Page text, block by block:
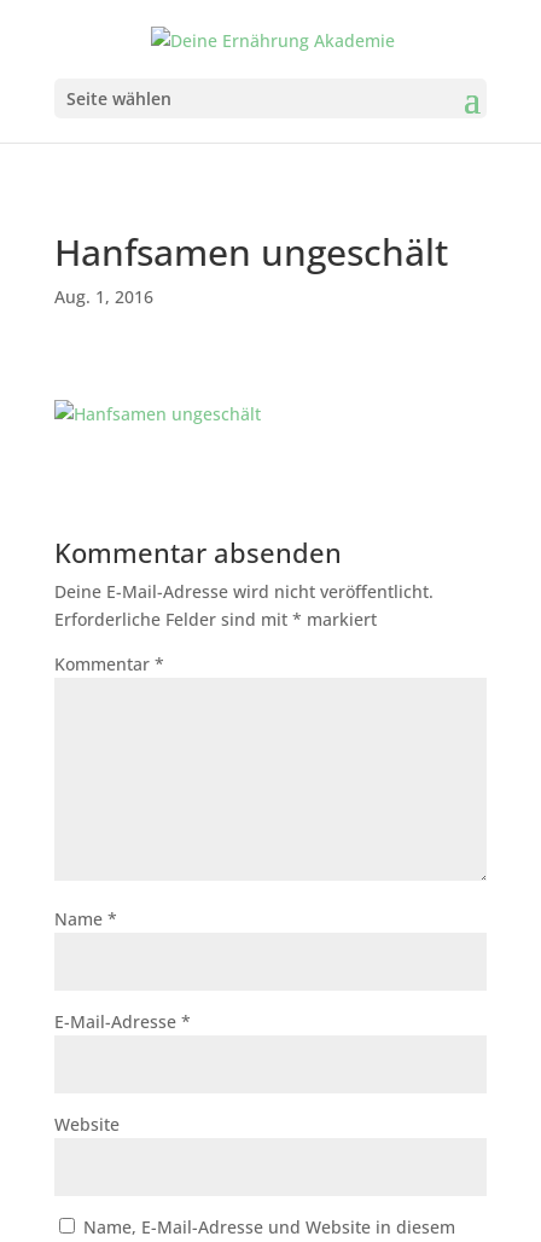
Seite wählen
Hanfsamen ungeschält
Aug. 1, 2016
Kommentar absenden
Deine E-Mail-Adresse wird nicht veröffentlicht.
Erforderliche Felder sind mit * markiert
Kommentar *
Name *
E-Mail-Adresse *
Website
Name, E-Mail-Adresse und Website in diesem